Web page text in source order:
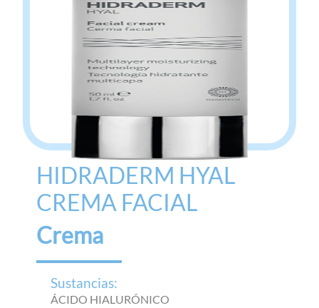
HIDRADERM HYAL
CREMA FACIAL
Crema
Sustancias:
ÁCIDO HIALURÓNICO